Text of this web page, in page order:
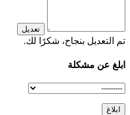
تعديل
تم التعديل بنجاح، شكرًا لك.
ابلغ عن مشكلة
ابلاغ